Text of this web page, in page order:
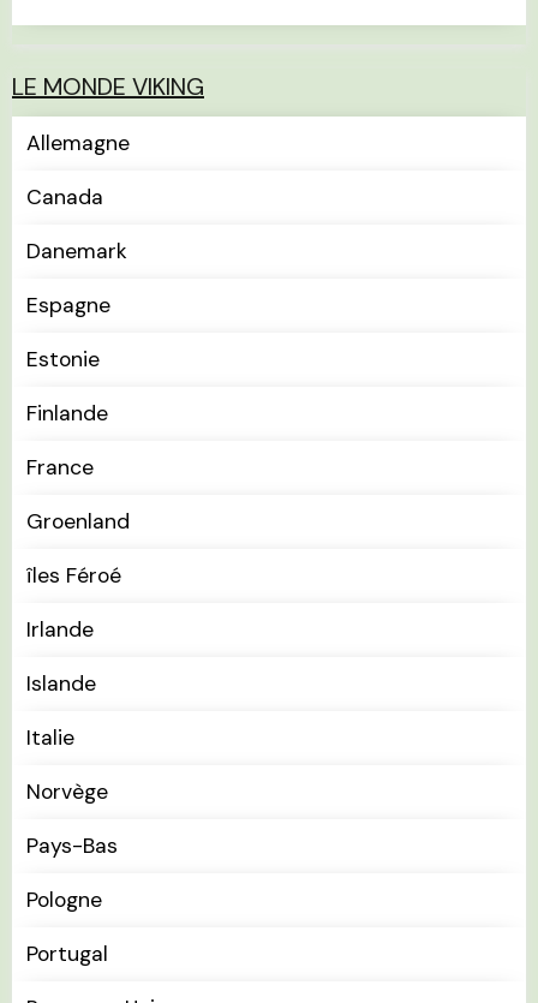
LE MONDE VIKING
Allemagne
Canada
Danemark
Espagne
Estonie
Finlande
France
Groenland
îles Féroé
Irlande
Islande
Italie
Norvège
Pays-Bas
Pologne
Portugal